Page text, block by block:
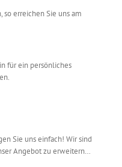
erreichen Sie uns am
für ein persönliches
Sie uns einfach! Wir sind
Angebot zu erweitern…